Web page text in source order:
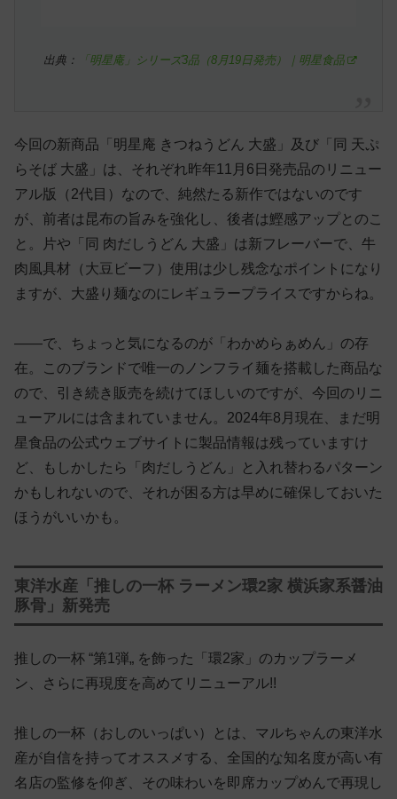
出典： 「明星庵」シリーズ3品（8月19日発売）｜明星食品
今回の新商品「明星庵 きつねうどん 大盛」及び「同 天ぷ
らそば 大盛」は、それぞれ昨年11月6日発売品のリニュー
アル版（2代目）なので、純然たる新作ではないのです
が、前者は昆布の旨みを強化し、後者は鰹感アップとのこ
と。片や「同 肉だしうどん 大盛」は新フレーバーで、牛
肉風具材（大豆ビーフ）使用は少し残念なポイントになり
ますが、大盛り麺なのにレギュラープライスですからね。
——で、ちょっと気になるのが「わかめらぁめん」の存
在。このブランドで唯一のノンフライ麺を搭載した商品な
ので、引き続き販売を続けてほしいのですが、今回のリニ
ューアルには含まれていません。2024年8月現在、まだ明
星食品の公式ウェブサイトに製品情報は残っていますけ
ど、もしかしたら「肉だしうどん」と入れ替わるパターン
かもしれないので、それが困る方は早めに確保しておいた
ほうがいいかも。
東洋水産「推しの一杯 ラーメン環2家 横浜家系醤油
豚骨」新発売
推しの一杯 “第1弾„ を飾った「環2家」のカップラーメ
ン、さらに再現度を高めてリニューアル!!
推しの一杯（おしのいっぱい）とは、マルちゃんの東洋水
産が自信を持ってオススメする、全国的な知名度が高い有
名店の監修を仰ぎ、その味わいを即席カップめんで再現し